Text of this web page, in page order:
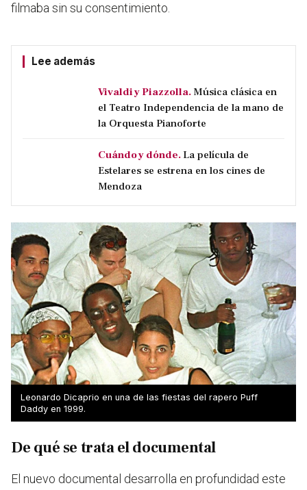
filmaba sin su consentimiento.
Lee además
Vivaldi y Piazzolla. Música clásica en
el Teatro Independencia de la mano de
la Orquesta Pianoforte
Cuándo y dónde. La película de
Estelares se estrena en los cines de
Mendoza
Leonardo Dicaprio en una de las fiestas del rapero Puff
Daddy en 1999.
De qué se trata el documental
El nuevo documental desarrolla en profundidad este